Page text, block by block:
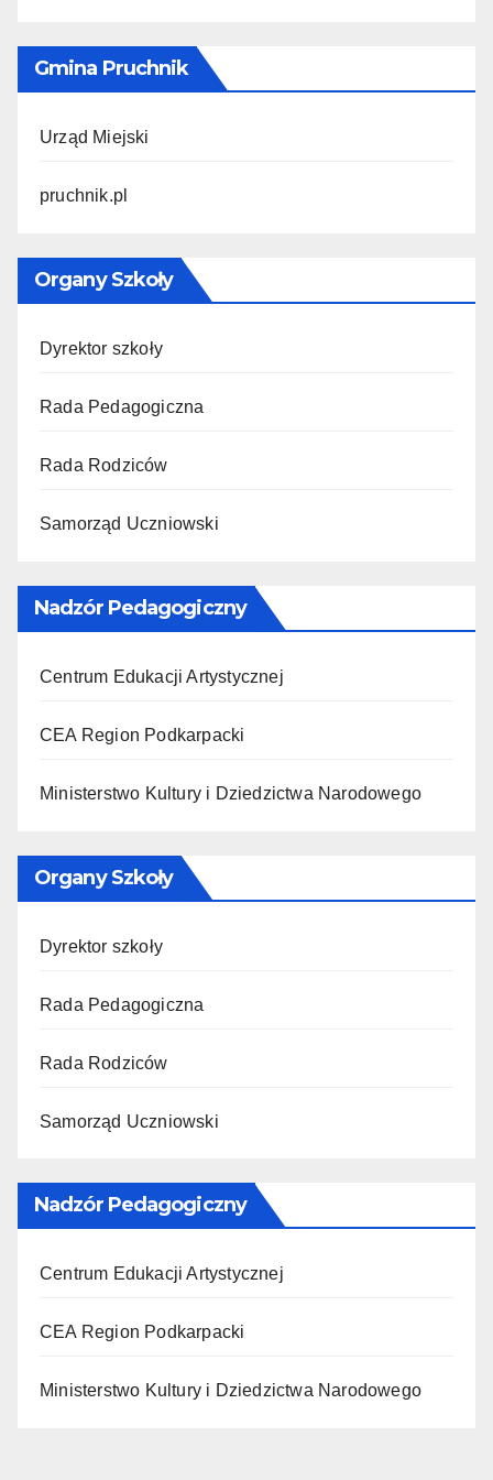
Gmina Pruchnik
Urząd Miejski
pruchnik.pl
Organy Szkoły
Dyrektor szkoły
Rada Pedagogiczna
Rada Rodziców
Samorząd Uczniowski
Nadzór Pedagogiczny
Centrum Edukacji Artystycznej
CEA Region Podkarpacki
Ministerstwo Kultury i Dziedzictwa Narodowego
Organy Szkoły
Dyrektor szkoły
Rada Pedagogiczna
Rada Rodziców
Samorząd Uczniowski
Nadzór Pedagogiczny
Centrum Edukacji Artystycznej
CEA Region Podkarpacki
Ministerstwo Kultury i Dziedzictwa Narodowego